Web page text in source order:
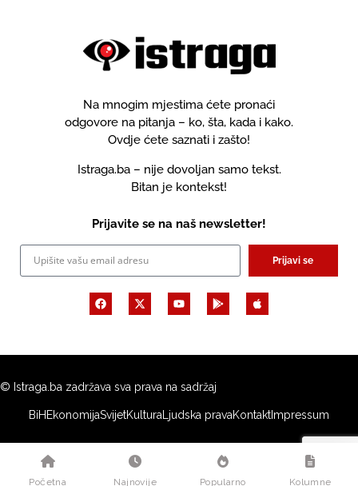
Na mnogim mjestima ćete pronaći
odgovore na pitanja – ko, šta, kada i kako.
Ovdje ćete saznati i zašto!
Istraga.ba – nije dovoljan samo tekst.
Bitan je kontekst!
Prijavite se na naš newsletter!
Prijavi se
© Istraga.ba zadržava sva prava na sadržaj
BiH EkonomijaSvijetKultura Ljudska pravaKontakt Impressum
Početna Najnovije Popularno Kolumne